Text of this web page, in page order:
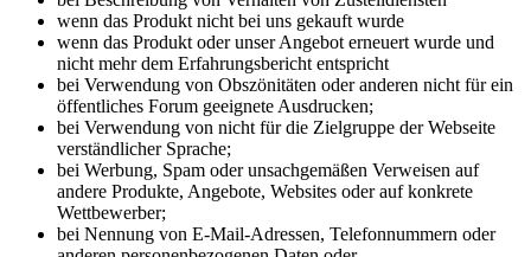
wenn das Produkt nicht bei uns gekauft wurde
wenn das Produkt oder unser Angebot erneuert wurde und
nicht mehr dem Erfahrungsbericht entspricht
bei Verwendung von Obszönitäten oder anderen nicht für ein
öffentliches Forum geeignete Ausdrucken;
bei Verwendung von nicht für die Zielgruppe der Webseite
verständlicher Sprache;
bei Werbung, Spam oder unsachgemäßen Verweisen auf
andere Produkte, Angebote, Websites oder auf konkrete
Wettbewerber;
bei Nennung von E-Mail-Adressen, Telefonnummern oder